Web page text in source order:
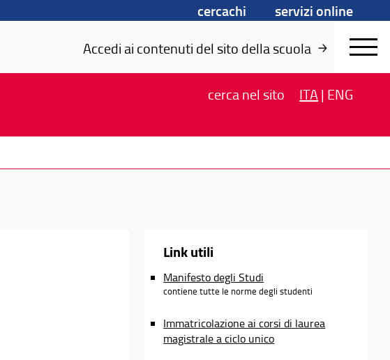
cercachi
servizi online
Accedi ai contenuti del sito della scuola
cerca nel sito ITA | ENG
Link utili
Manifesto degli Studi
contiene tutte le norme degli studenti
Immatricolazione ai corsi di laurea
magistrale a ciclo unico